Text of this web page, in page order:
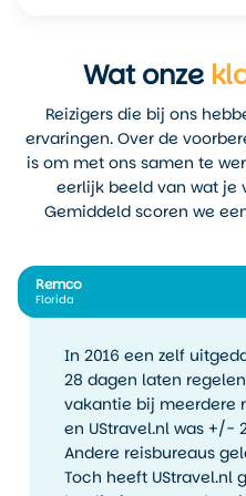
Ondanks de rust en ruimte is
vergeten uithoek. De staat
geschiedenis – het is
Amerikaanse
afgetrapt. Daarnaast staat
gemeenschapsgevoel en
staatsleus is dan ook niet
De bevolking is vriendelijk,
geen overdreven
behulpzaamheid en
hier welkom zonder dat je in
Precies die combinatie
Hampshire zo prettig. Alles
de sfeer – zonder dat het
aanvoelt.
Bij UStravel.nl vinden we
Region, waar je overal
en rustige baaien vindt.
Voor wintersport zit je hier
ook goed. Van december tot
maart ligt er in de hoger
Mountain vaak een dik pak
sneeuw. Je kunt hier
snowboarden of langlaufen.
En met een beetje geluk
maak je een
sneeuwschoenwandeling in
een bijna geluidloze witte
wereld. In januari en februari
Wat onze
Reizigers die bij ons
ervaringen. Over de
is om met ons samen te
eerlijk beeld van wat je
Gemiddeld scoren we
Remco
Florida
In 2016 een zelf
28 dagen laten
vakantie bij meerdere
en UStravel.nl was +/-
Andere reisbureaus
Toch heeft UStravel.nl